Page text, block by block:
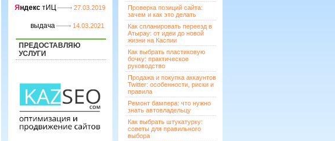
Я ндекс тИЦ 27.03.2019
выдача 14.03.2021
ПРЕДОСТАВЛЯЮ
УСЛУГИ
Проверка позиций сайта:
зачем и как это делать
Как спланировать переезд в
Атырау: от идеи до новой
жизни на Каспии
Как выбрать пластиковую
бочку: практическое
руководство
Продажа и покупка аккаунтов
Twitter: особенности, риски и
правила
Ремонт бампера: что нужно
знать автовладельцу
Как выбрать штукатурку:
советы для правильного
выбора